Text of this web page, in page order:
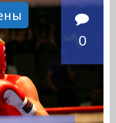
0